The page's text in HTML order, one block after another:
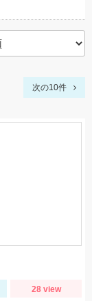
次の10件
28 view